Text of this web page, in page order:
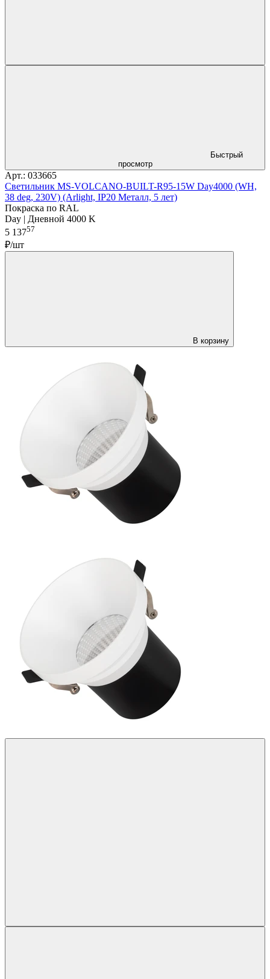
Быстрый
просмотр
Арт.: 033665
Светильник MS-VOLCANO-BUILT-R95-15W Day4000 (WH,
38 deg, 230V) (Arlight, IP20 Металл, 5 лет)
Покраска по RAL
Day | Дневной 4000 K
5 13757
₽/шт
В корзину